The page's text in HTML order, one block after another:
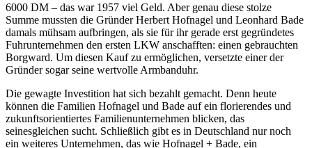
6000 DM – das war 1957 viel Geld. Aber genau diese stolze
Summe mussten die Gründer Herbert Hofnagel und Leonhard Bade
damals mühsam aufbringen, als sie für ihr gerade erst gegründetes
Fuhrunternehmen den ersten LKW anschafften: einen gebrauchten
Borgward. Um diesen Kauf zu ermöglichen, versetzte einer der
Gründer sogar seine wertvolle Armbanduhr.
Die gewagte Investition hat sich bezahlt gemacht. Denn heute
können die Familien Hofnagel und Bade auf ein florierendes und
zukunftsorientiertes Familienunternehmen blicken, das
seinesgleichen sucht. Schließlich gibt es in Deutschland nur noch
ein weiteres Unternehmen, das wie Hofnagel + Bade, ein